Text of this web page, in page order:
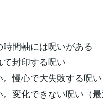
間軸には呪いがある
封印する呪い
慢心で大失敗する呪い
変化できない呪い（最